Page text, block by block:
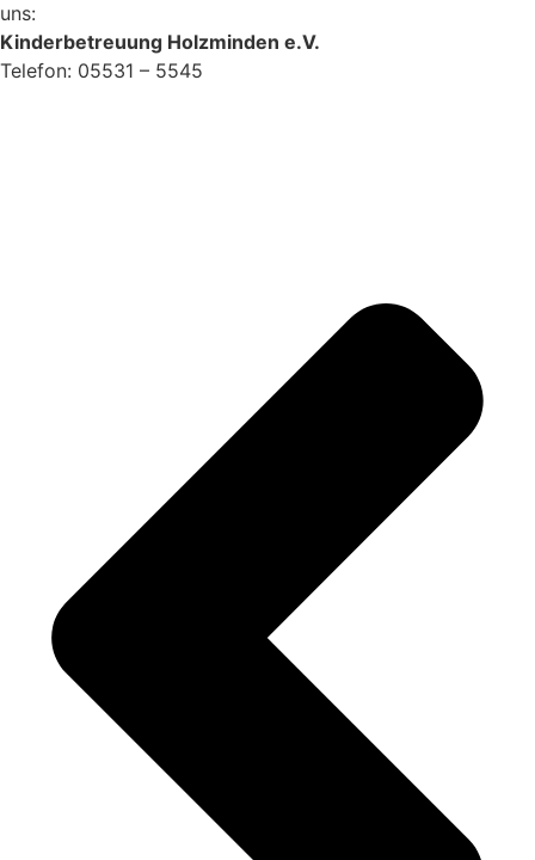
uns:
Kinderbetreuung Holzminden e.V.
Telefon: 05531 – 5545